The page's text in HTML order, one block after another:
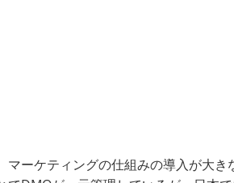
ーケティングの仕組みの導入が大き